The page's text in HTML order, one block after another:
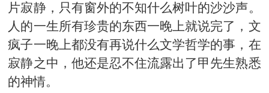
片寂静，只有窗外的不知什么树叶的沙沙声。
人的一生所有珍贵的东西一晚上就说完了，文
疯子一晚上都没有再说什么文学哲学的事，在
寂静之中，他还是忍不住流露出了甲先生熟悉
的神情。